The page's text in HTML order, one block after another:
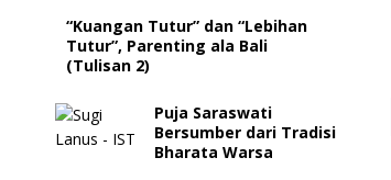
“Kuangan Tutur” dan “Lebihan
Tutur”, Parenting ala Bali
(Tulisan 2)
Puja Saraswati
Bersumber dari Tradisi
Bharata Warsa